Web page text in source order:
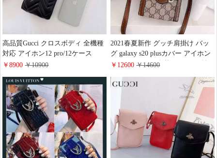
高品質Gucci クロスボディ 全機種
対応 アイホン12 pro/12ケース
gucci iPhone 12 mini/12 pro maxカ
ース グッチ芸能人アイフォン
xsmax/xs/xrカバー
￥8900￥10900
2021春夏新作 グッチ肩掛け バッ
グ galaxy s20 plusカバー アイホン
12/12 pro Gucci 豪華 ケース 女性
ス 売れ筋 ギャラクシーnote 20
ultra 保護ケース gucci 全機種対応
￥12600￥14600